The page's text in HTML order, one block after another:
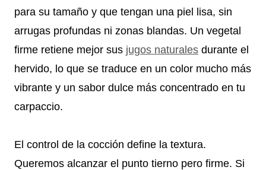
para su tamaño y que tengan una piel lisa, sin
arrugas profundas ni zonas blandas. Un vegetal
firme retiene mejor sus jugos naturales durante el
hervido, lo que se traduce en un color mucho más
vibrante y un sabor dulce más concentrado en tu
carpaccio.
El control de la cocción define la textura.
Queremos alcanzar el punto tierno pero firme. Si